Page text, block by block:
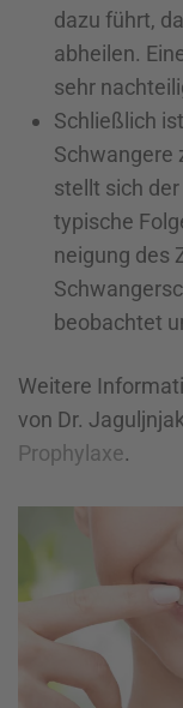
dazu führt,
abheilen.
sehr
Schließlich
Schwangere
stellt sich
typische
neigung des
beobachtet
Weitere
von Dr.
Prophylaxe.